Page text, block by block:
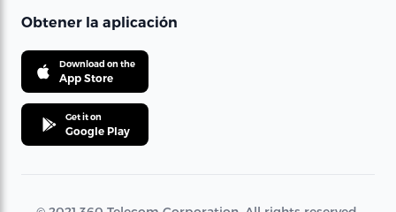
Obtener la aplicación
Download on the
App Store
Get it on
Google Play